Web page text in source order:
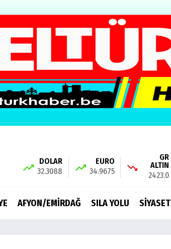
DOLAR
32.3088
EURO
34.9675
GR
ALTIN
2423.0
AFYON/EMİRDAĞ SILA YOLU SİYASET